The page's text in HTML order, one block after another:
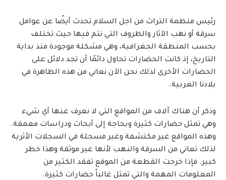
رئيس منظمة التراث من اجل السلام تحدث أيضًا عن عوامل
سرقة أو نهب الآثار والظروف التي تتم فيها حيث تختلف
بحسب المنطقة الجغرافية، وهي مشكلة موجودة منذ بداية
التاريخ، إذ كانت الحضارات تحاول دائمًا أن تجد دلائل على
الحضارات الأخرى لذلك نحن الآن نعاني من هذه الظاهرة في
بلادنا العربية.
وذكر أن هناك آلاف من المواقع التي لا نعرف عنها أي شيء
وهي تمثل حضارات كثيرة وبحاجة إلى أبحاث ودراسات معمقة.
وهذه المواقع غير مكتشفة وغير مسجلة في السجلات الأثرية
لذلك تعاني من السرقة والنهب لأنها غير موثقة وهذا خطر
كبير. فإذا خرجت القطعة من الموقع تفقد الكثير من
المعلومات المهمة والتي تمثل غالباً حضارات كثيرة.